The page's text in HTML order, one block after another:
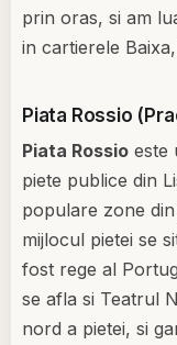
prin oras, si am
in cartierele
Piata Rossio
Piata Rossio este
piete publice din
populare zone
mijlocul pietei se
fost rege al
se afla si Teatrul
nord a pietei, si